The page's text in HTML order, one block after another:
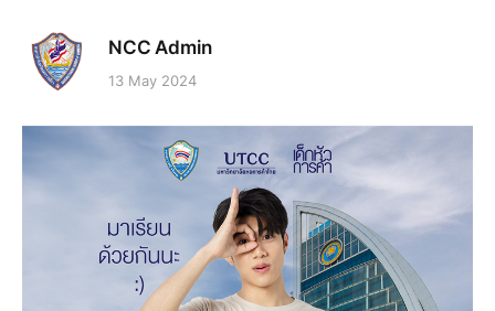
NCC Admin
13 May 2024